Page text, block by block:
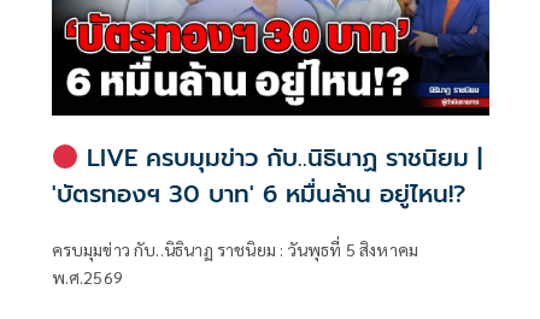
LIVE ครบมุมข่าว กับ..นิธินาฏ ราชนิยม |
'บัตรทองฯ 30 บาท' 6 หมื่นล้าน อยู่ไหน!?
ครบมุมข่าว กับ..นิธินาฏ ราชนิยม : วันพุธที่ 5 สิงหาคม
พ.ศ.2569